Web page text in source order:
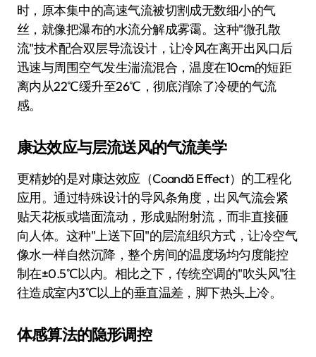
时，原本集中的高速气流被切割成无数细小的气
丝，就像把瀑布的水流分解成雾霭。这种"微孔散
流"技术配合双层导流设计，让冷风在离开出风口后
迅速与周围空气发生湍流混合，温度在10cm的短距
离内从22℃缓升至26℃，彻底消除了冷硬的气流
感。
康达效应与层流送风的气流美学
更精妙的是对康达效应（Coandă Effect）的工程化
应用。通过特殊设计的导风条角度，出风气流会紧
贴天花板或墙面流动，形成贴附射流，而非直接砸
向人体。这种"上送下回"的层流组织方式，让冷空气
像水一样自然沉降，整个房间的温度场均匀度能控
制在±0.5℃以内。相比之下，传统空调的"吹头风"往
往造成室内3℃以上的垂直温差，脚下热头上冷。
体感算法的隐形调控